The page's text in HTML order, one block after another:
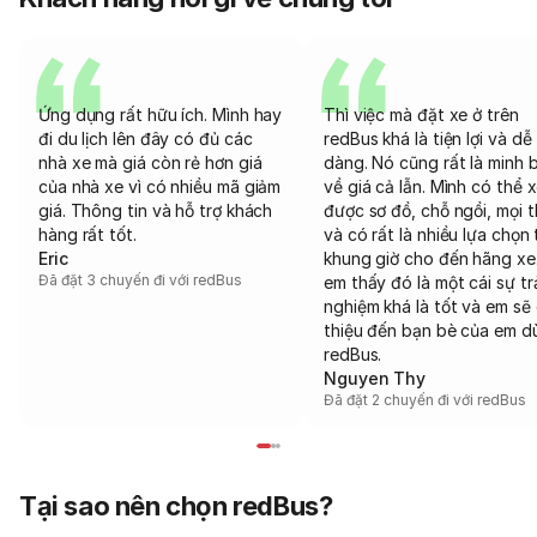
Ứng dụng rất hữu ích. Mình hay
đi du lịch lên đây có đủ các
nhà xe mà giá còn rẻ hơn giá
của nhà xe vì có nhiều mã giảm
giá. Thông tin và hỗ trợ khách
hàng rất tốt.
Eric
Đã đặt 3 chuyến đi với redBus
Thì việc mà đặt xe ở trên
redBus khá là tiện lợi và dễ
dàng. Nó cũng rất là minh
về giá cả lẫn. Mình có thể
được sơ đồ, chỗ ngồi, mọi
và có rất là nhiều lựa chọn
khung giờ cho đến hãng
em thấy đó là một cái sự
nghiệm khá là tốt và em sẽ
thiệu đến bạn bè của em
redBus.
Nguyen Thy
Đã đặt 2 chuyến đi với redBus
Tại sao nên chọn redBus?